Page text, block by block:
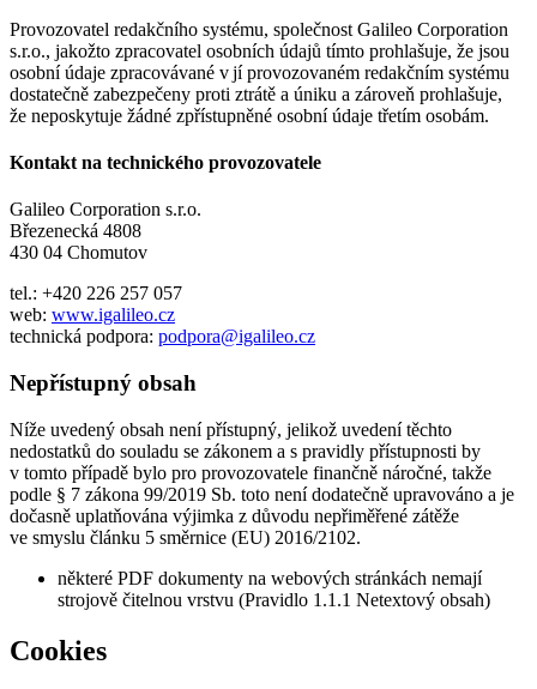
Provozovatel redakčního systému, společnost Galileo Corporation
s.r.o., jakožto zpracovatel osobních údajů tímto prohlašuje, že jsou
osobní údaje zpracovávané v jí provozovaném redakčním systému
dostatečně zabezpečeny proti ztrátě a úniku a zároveň prohlašuje,
že neposkytuje žádné zpřístupněné osobní údaje třetím osobám.
Kontakt na technického provozovatele
Galileo Corporation s.r.o.
Březenecká 4808
430 04 Chomutov
tel.: +420 226 257 057
web: www.igalileo.cz
technická podpora: podpora@igalileo.cz
Nepřístupný obsah
Níže uvedený obsah není přístupný, jelikož uvedení těchto
nedostatků do souladu se zákonem a s pravidly přístupnosti by
v tomto případě bylo pro provozovatele finančně náročné, takže
podle § 7 zákona 99/2019 Sb. toto není dodatečně upravováno a je
dočasně uplatňována výjimka z důvodu nepřiměřené zátěže
ve smyslu článku 5 směrnice (EU) 2016/2102.
některé PDF dokumenty na webových stránkách nemají
strojově čitelnou vrstvu (Pravidlo 1.1.1 Netextový obsah)
Cookies